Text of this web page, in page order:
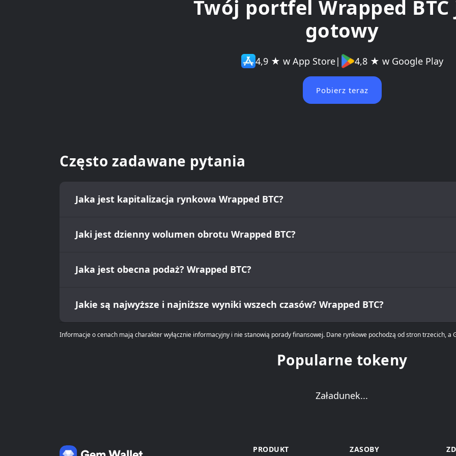
Twój portfel Wrapped
gotowy
4,9 ★ w App Store| 4,8 ★ w Google Play
Pobierz teraz
Często zadawane pytania
Jaka jest kapitalizacja rynkowa Wrapped BTC?
Jaki jest dzienny wolumen obrotu Wrapped BTC?
Jaka jest obecna podaż? Wrapped BTC?
Jakie są najwyższe i najniższe wyniki wszech czasów? Wrapped BTC?
Informacje o cenach mają charakter wyłącznie informacyjny i nie stanowią porady finansowej. Dane rynkowe pochodzą od stron trzecich, a
Popularne tokeny
Załadunek...
PRODUKT ZASOBY